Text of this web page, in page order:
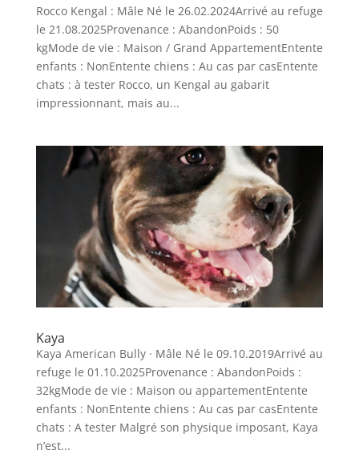
Rocco Kengal : Mâle Né le 26.02.2024Arrivé au refuge
le 21.08.2025Provenance : AbandonPoids : 50
kgMode de vie : Maison / Grand AppartementEntente
enfants : NonEntente chiens : Au cas par casEntente
chats : à tester Rocco, un Kengal au gabarit
impressionnant, mais au...
Kaya
Kaya American Bully · Mâle Né le 09.10.2019Arrivé au
refuge le 01.10.2025Provenance : AbandonPoids :
32kgMode de vie : Maison ou appartementEntente
enfants : NonEntente chiens : Au cas par casEntente
chats : A tester Malgré son physique imposant, Kaya
n’est...